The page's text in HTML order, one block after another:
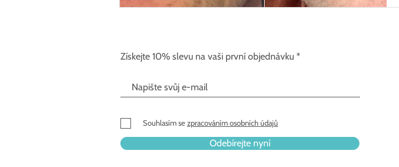
Získejte 10% slevu na vaši první objednávku
Souhlasím sezpracováním osobních údajů
Odebírejte nyní